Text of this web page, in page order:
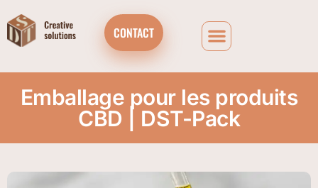
CONTACT
Emballage pour les produits
CBD | DST-Pack